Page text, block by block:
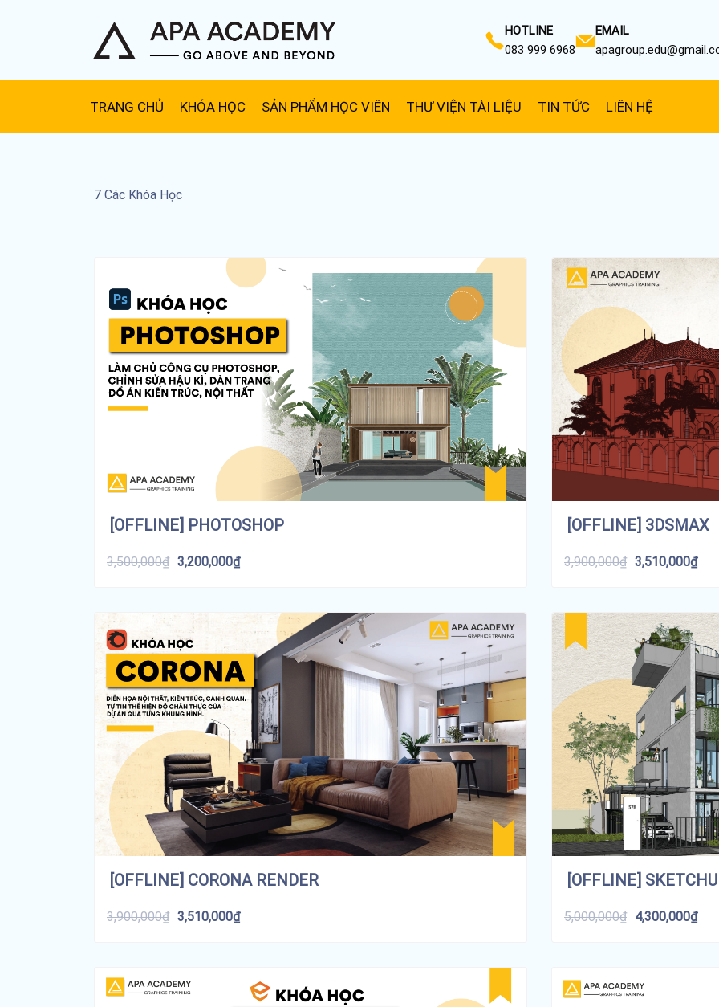
HOTLINE
083 999 6968
EMAIL
TRANG CHỦ KHÓA HỌC SẢN PHẨM HỌC VIÊN THƯ VIỆN TÀI LIỆU TIN TỨC LIÊN HỆ
7 Các Khóa Học
[OFFLINE] PHOTOSHOP
3,500,000₫ 3,200,000₫
[OFFLINE] 3DSMAX
3,900,000₫ 3,510,000₫
[OFFLINE] CORONA RENDER
3,900,000₫ 3,510,000₫
[OFFLINE]
5,000,000₫ 4,300,000₫